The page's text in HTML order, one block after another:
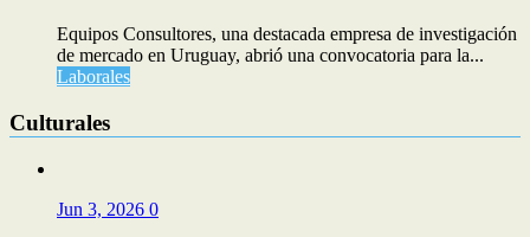
Equipos Consultores, una destacada empresa de investigación
de mercado en Uruguay, abrió una convocatoria para la...
Laborales
Culturales
Jun 3, 2026 0